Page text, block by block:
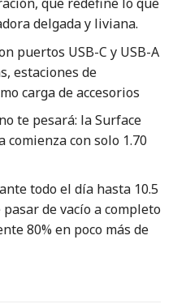
delgada y liviana.
puertos USB-C y USB-A
estaciones de
carga de accesorios
te pesará: la Surface
con solo 1.70
todo el día hasta 10.5
de vacío a completo
80% en poco más de